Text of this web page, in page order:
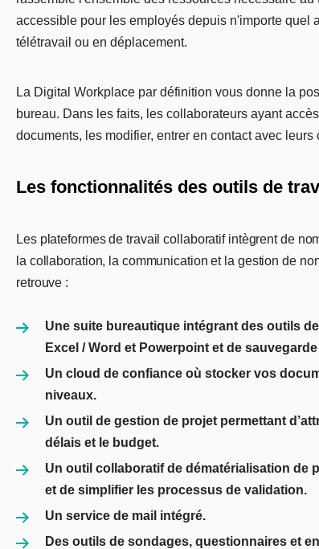
accessible pour les employés depuis n'importe quel
télétravail ou en déplacement.
La Digital Workplace par définition vous donne la
bureau. Dans les faits, les collaborateurs ayant
documents, les modifier, entrer en contact avec
Les fonctionnalités des outils de
Les plateformes de travail collaboratif intègrent de
la collaboration, la communication et la gestion de
retrouve :
Une suite bureautique intégrant des outils
Excel / Word et Powerpoint et de
Un cloud de confiance où stocker vos
niveaux.
Un outil de gestion de projet permettant
délais et le budget.
Un outil collaboratif de dématérialisation de
et de simplifier les processus de validation.
Un service de mail intégré.
Des outils de sondages, questionnaires et